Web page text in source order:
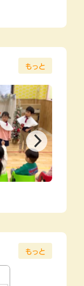
もっと
もっと